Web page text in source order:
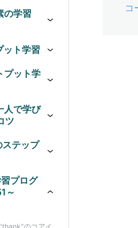
の学習
ト学習
プット学
人で学び
ツ
テップ
プログ
～
のコアイ
コ